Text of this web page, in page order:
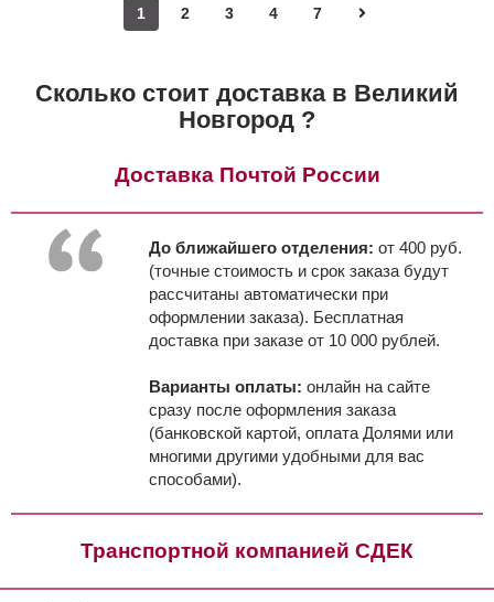
1 2 3 4 7
Сколько стоит доставка в Великий
Новгород ?
Доставка Почтой России
До ближайшего отделения: от 400 руб.
(точные стоимость и срок заказа будут
рассчитаны автоматически при
оформлении заказа). Бесплатная
доставка при заказе от 10 000 рублей.
Варианты оплаты: онлайн на сайте
сразу после оформления заказа
(банковской картой, оплата Долями или
многими другими удобными для вас
способами).
Транспортной компанией СДЕК